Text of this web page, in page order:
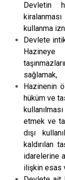
Devletin
kullanma
Devlete
sağlamak,
Hazinenin
hüküm ve
etmek ve
dışı
kaldırılan
idarelerine
ilişkin esas